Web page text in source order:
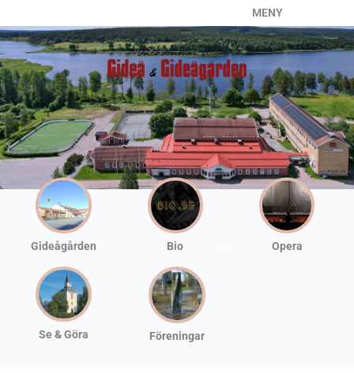
till
innehåll
MENY
Gideågården Bio Opera
Se & Göra Föreningar